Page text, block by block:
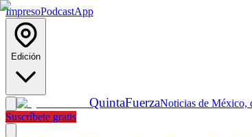
ImpresoPodcastApp
Edición
QuintaFuerzaNoticias de México,
Suscríbete gratis